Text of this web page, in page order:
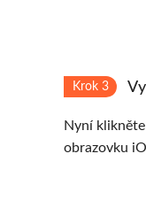
Krok 3
Nyní
obrazovku